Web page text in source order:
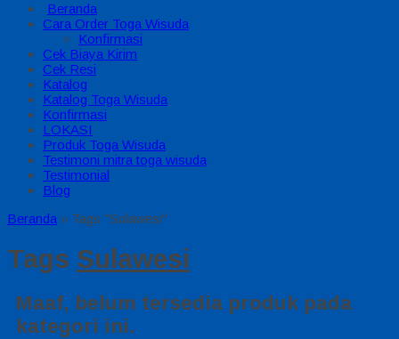
Beranda
Cara Order Toga Wisuda
Konfirmasi
Cek Biaya Kirim
Cek Resi
Katalog
Katalog Toga Wisuda
Konfirmasi
LOKASI
Produk Toga Wisuda
Testimoni mitra toga wisuda
Testimonial
Blog
Beranda » Tags "Sulawesi"
Tags Sulawesi
Maaf, belum tersedia produk pada
kategori ini.